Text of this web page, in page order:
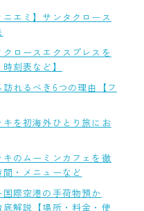
ニエミ】サンタクロース
クロースエクスプレスを
刻表など】
れるべき6つの理由【フ
を初海外ひとり旅にお
のムーミンカフェを徹
・メニューなど
際空港の手荷物預か
解説【場所・料金・使